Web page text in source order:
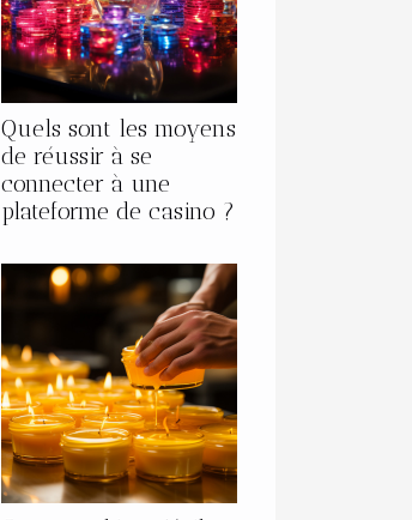
Quels sont les moyens
de réussir à se
connecter à une
plateforme de casino ?